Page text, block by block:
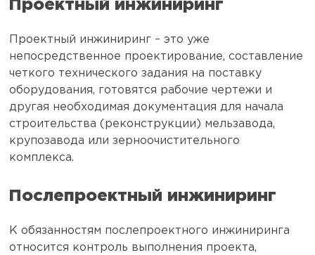
Проектный инжиниринг
Проектный инжиниринг – это уже
непосредственное проектирование, составление
четкого технического задания на поставку
оборудования, готовятся рабочие чертежи и
другая необходимая документация для начала
строительства (реконструкции) мельзавода,
крупозавода или зерноочистительного
комплекса.
Послепроектный инжиниринг
К обязанностям послепроектного инжиниринга
относится контроль выполнения проекта,